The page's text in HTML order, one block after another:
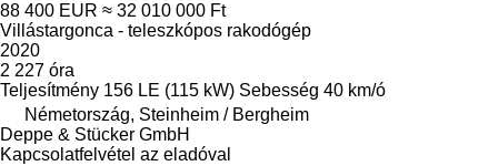
88 400 EUR ≈ 32 010 000 Ft
Villástargonca - teleszkópos rakodógép
2020
2 227 óra
Teljesítmény 156 LE (115 kW) Sebesség 40 km/ó
Németország, Steinheim / Bergheim
Deppe & Stücker GmbH
Kapcsolatfelvétel az eladóval